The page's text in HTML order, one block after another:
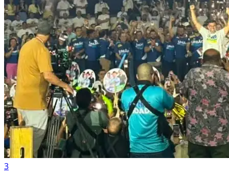
3